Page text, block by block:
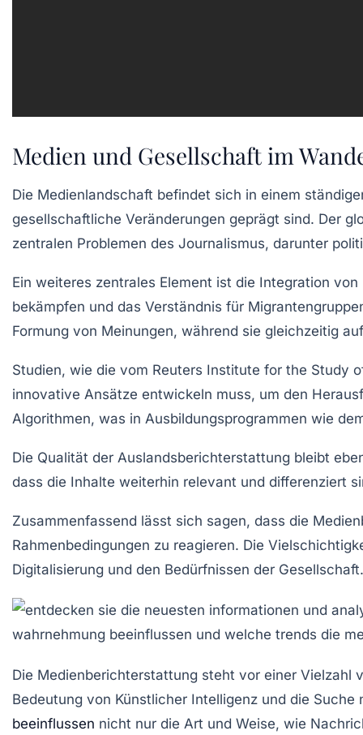
Medien und Gesellschaft im
Die Medienlandschaft befindet sich in einem
gesellschaftliche Veränderungen geprägt sind. Der
zentralen Problemen des Journalismus, darunter
Ein weiteres zentrales Element ist die Integration von
bekämpfen und das Verständnis für
Formung von Meinungen, während sie gleichzeitig
Studien, wie die vom Reuters Institute for the Study
innovative Ansätze entwickeln muss, um den
Algorithmen, was in Ausbildungsprogrammen wie
Die Qualität der Auslandsberichterstattung bleibt
dass die Inhalte weiterhin relevant und differenziert
Zusammenfassend lässt sich sagen, dass die
Rahmenbedingungen zu reagieren. Die
Digitalisierung und den Bedürfnissen der Gesellschaft.
Die Medienberichterstattung steht vor einer Vielzahl
Bedeutung von Künstlicher Intelligenz und die Suche
beeinflussen nicht nur die Art und Weise, wie